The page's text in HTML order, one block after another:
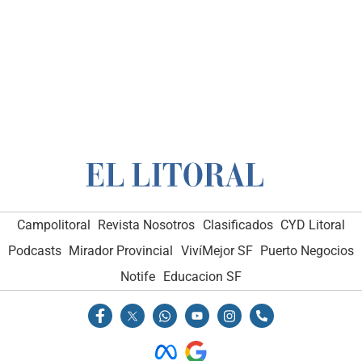
Campolitoral Revista Nosotros Clasificados CYD Litoral
Podcasts Mirador Provincial VivíMejor SF Puerto Negocios
Notife Educacion SF